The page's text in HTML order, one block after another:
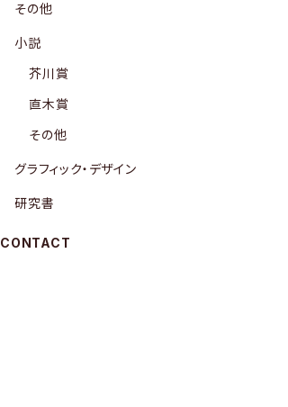
その他
小説
芥川賞
直木賞
その他
グラフィック・デザイン
研究書
CONTACT